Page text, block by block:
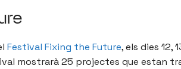
Festival Fixing the Future, els dies 12,
mostrarà 25 projectes que estan